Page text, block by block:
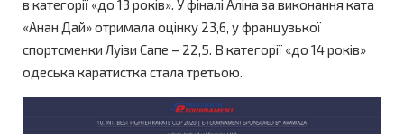
в категорії «до 13 років». У фіналі Аліна за виконання ката
«Анан Дай» отримала оцінку 23,6, у французької
спортсменки Луізи Сапе – 22,5. В категорії «до 14 років»
одеська каратистка стала третьою.